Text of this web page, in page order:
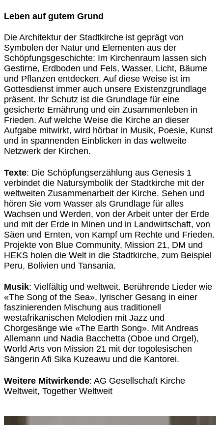
Leben auf gutem Grund
Die Architektur der Stadtkirche ist geprägt von
Symbolen der Natur und Elementen aus der
Schöpfungsgeschichte: Im Kirchenraum lassen sich
Gestirne, Erdboden und Fels, Wasser, Licht, Bäume
und Pflanzen entdecken. Auf diese Weise ist im
Gottesdienst immer auch unsere Existenzgrundlage
präsent. Ihr Schutz ist die Grundlage für eine
gesicherte Ernährung und ein Zusammenleben in
Frieden. Auf welche Weise die Kirche an dieser
Aufgabe mitwirkt, wird hörbar in Musik, Poesie, Kunst
und in spannenden Einblicken in das weltweite
Netzwerk der Kirchen.
Texte: Die Schöpfungserzählung aus Genesis 1
verbindet die Natursymbolik der Stadtkirche mit der
weltweiten Zusammenarbeit der Kirche. Sehen und
hören Sie vom Wasser als Grundlage für alles
Wachsen und Werden, von der Arbeit unter der Erde
und mit der Erde in Minen und in Landwirtschaft, von
Säen und Ernten, von Kampf um Rechte und Frieden.
Projekte von Blue Community, Mission 21, DM und
HEKS holen die Welt in die Stadtkirche, zum Beispiel
Peru, Bolivien und Tansania.
Musik: Vielfältig und weltweit. Berührende Lieder wie
«The Song of the Sea», lyrischer Gesang in einer
faszinierenden Mischung aus traditionell
westafrikanischen Melodien mit Jazz und
Chorgesänge wie «The Earth Song». Mit Andreas
Allemann und Nadia Bacchetta (Oboe und Orgel),
World Arts von Mission 21 mit der togolesischen
Sängerin Afi Sika Kuzeawu und die Kantorei.
Weitere Mitwirkende: AG Gesellschaft Kirche
Weltweit, Together Weltweit